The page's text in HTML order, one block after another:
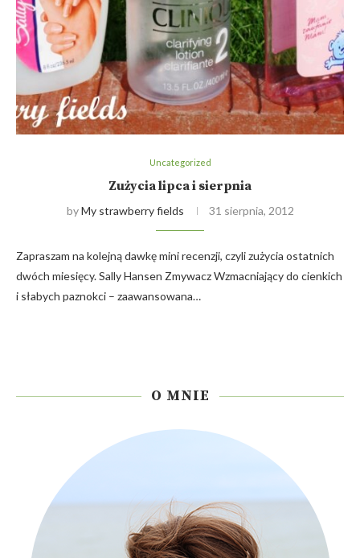
Uncategorized
Zużycia lipca i sierpnia
byMy strawberry fields 31 sierpnia, 2012
Zapraszam na kolejną dawkę mini recenzji, czyli zużycia ostatnich
dwóch miesięcy. Sally Hansen Zmywacz Wzmacniający do cienkich
i słabych paznokci – zaawansowana…
O MNIE